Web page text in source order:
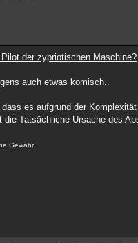
der zypriotischen Maschine?
auch etwas komisch..
es aufgrund der
die Tatsächliche Ursache des
Gewähr